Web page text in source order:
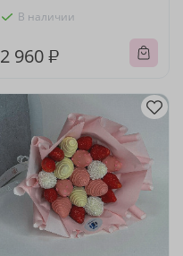
В наличии
2 960 ₽